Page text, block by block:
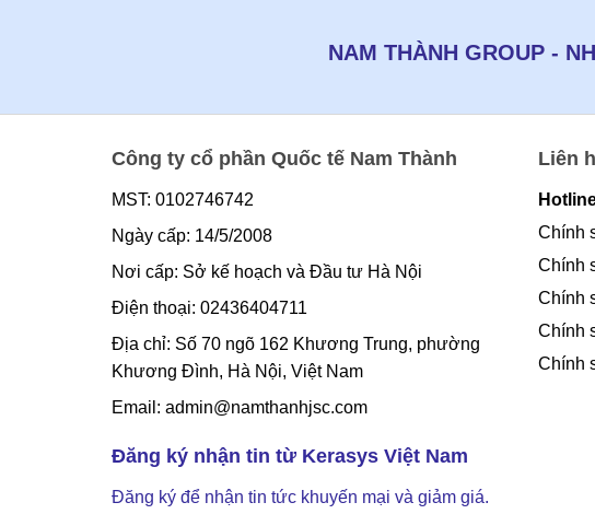
NAM THÀNH GROUP -
Công ty cổ phần Quốc tế Nam Thành
MST: 0102746742
Ngày cấp: 14/5/2008
Nơi cấp: Sở kế hoạch và Đầu tư Hà Nội
Điện thoại: 02436404711
Địa chỉ: Số 70 ngõ 162 Khương Trung, phường
Khương Đình, Hà Nội, Việt Nam
Email: admin@namthanhjsc.com
Đăng ký nhận tin từ Kerasys Việt Nam
Đăng ký để nhận tin tức khuyến mại và giảm giá.
Liên
Chính
Chính
Chính
Chính
Chính